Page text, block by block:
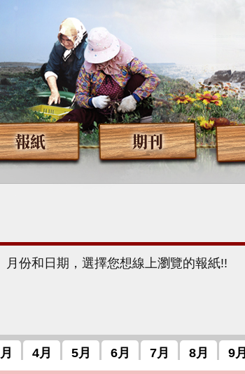
報紙 期刊
月份和日期，選擇您想線上瀏覽的報紙!!
4月 5月 6月 7月 8月 9月